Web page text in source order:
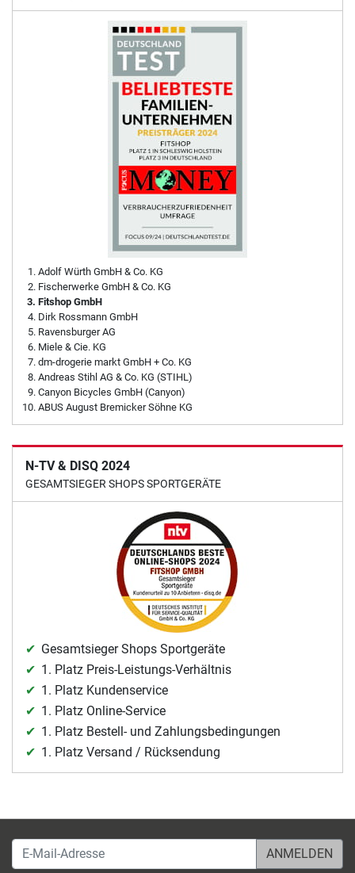
Adolf Würth GmbH & Co. KG
Fischerwerke GmbH & Co. KG
Fitshop GmbH
Dirk Rossmann GmbH
Ravensburger AG
Miele & Cie. KG
dm-drogerie markt GmbH + Co. KG
Andreas Stihl AG & Co. KG (STIHL)
Canyon Bicycles GmbH (Canyon)
ABUS August Bremicker Söhne KG
N-TV & DISQ 2024
GESAMTSIEGER SHOPS SPORTGERÄTE
Gesamtsieger Shops Sportgeräte
1. Platz Preis-Leistungs-Verhältnis
1. Platz Kundenservice
1. Platz Online-Service
1. Platz Bestell- und Zahlungsbedingungen
1. Platz Versand / Rücksendung
E-Mail-Adresse